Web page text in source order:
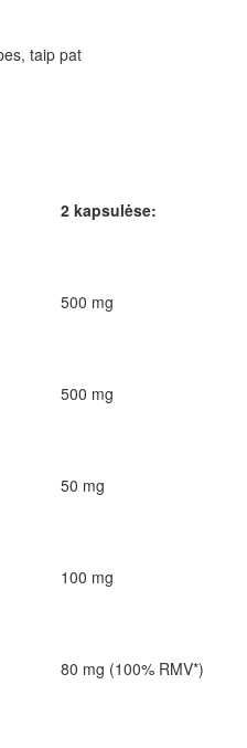
taip pat
2 kapsulėse:
500 mg
500 mg
50 mg
100 mg
80 mg (100% RMV*)